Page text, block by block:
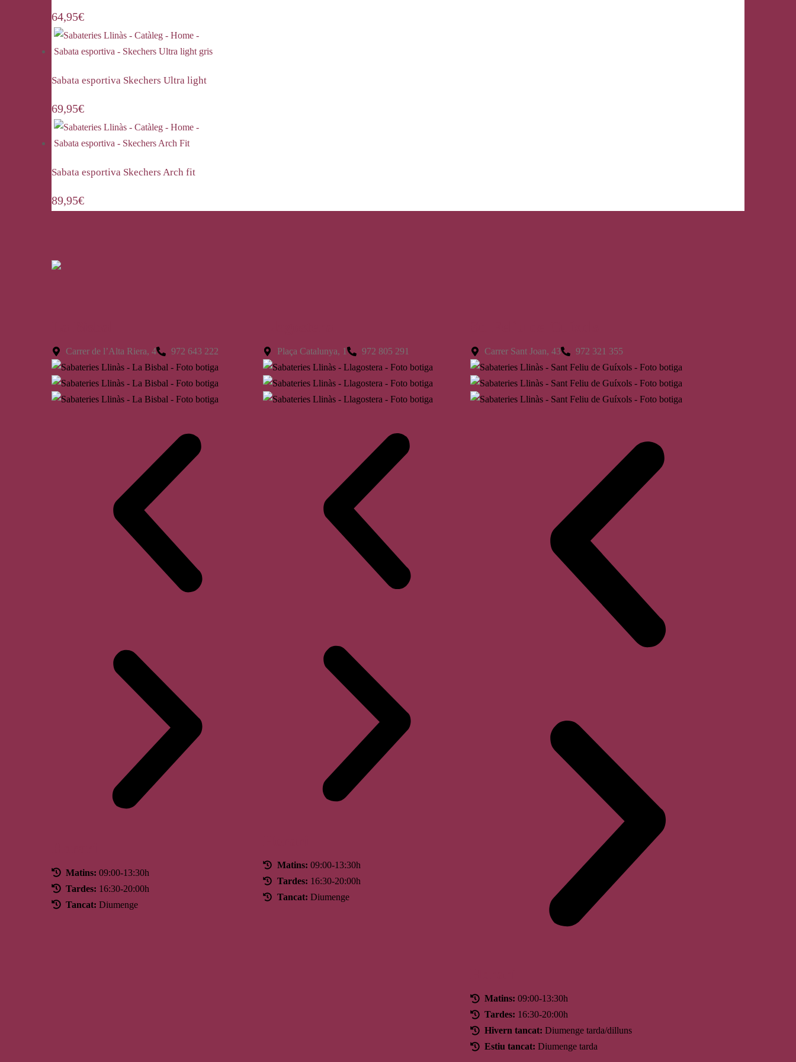
64,95€
Sabata esportiva Skechers Ultra light
69,95€
Sabata esportiva Skechers Arch fit
89,95€
Carrer de l’Alta Riera, 4 972 643 222
Matins: 09:00-13:30h
Tardes: 16:30-20:00h
Tancat: Diumenge
Plaça Catalunya, 1 972 805 291
Matins: 09:00-13:30h
Tardes: 16:30-20:00h
Tancat: Diumenge
Carrer Sant Joan, 43 972 321 355
Matins: 09:00-13:30h
Tardes: 16:30-20:00h
Hivern tancat: Diumenge tarda/dilluns
Estiu tancat: Diumenge tarda